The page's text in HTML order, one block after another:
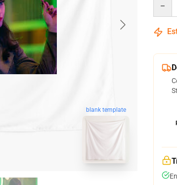
blank template